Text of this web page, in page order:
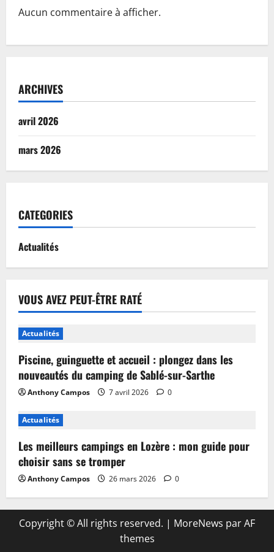
Aucun commentaire à afficher.
ARCHIVES
avril 2026
mars 2026
CATEGORIES
Actualités
VOUS AVEZ PEUT-ÊTRE RATÉ
Actualités
Piscine, guinguette et accueil : plongez dans les
nouveautés du camping de Sablé-sur-Sarthe
Anthony Campos 7 avril 2026 0
Actualités
Les meilleurs campings en Lozère : mon guide pour
choisir sans se tromper
Anthony Campos 26 mars 2026 0
Copyright © All rights reserved. | MoreNews par AF
themes